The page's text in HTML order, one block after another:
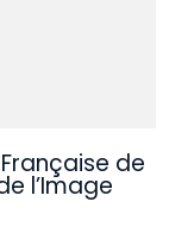
de
l’Image